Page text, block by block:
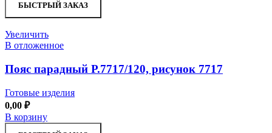
БЫСТРЫЙ ЗАКАЗ
Увеличить
В отложенное
Пояс парадный Р.7717/120, рисунок 7717
Готовые изделия
0,00 ₽
В корзину